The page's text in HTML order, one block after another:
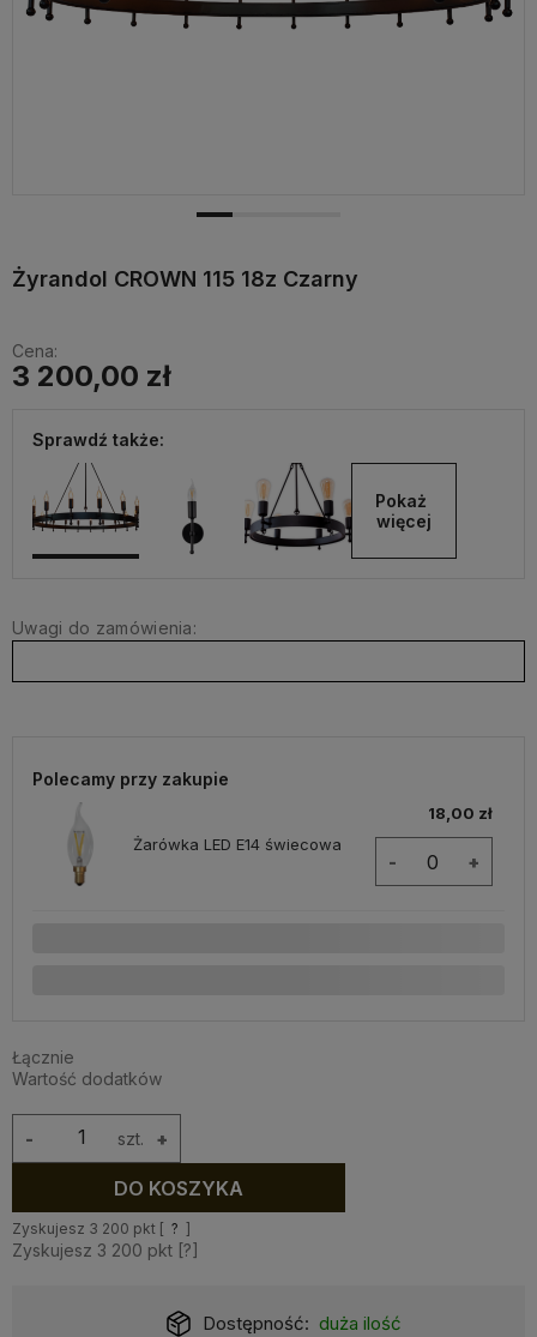
Żyrandol CROWN 115 18z Czarny
Cena:
3 200,00 zł
Sprawdź także:
Pokaż
więcej
Uwagi do zamówienia:
Polecamy przy zakupie
Żarówka LED E14 świecowa
18,00 zł
- +
Łącznie
Wartość dodatków
szt. +
-
DO KOSZYKA
Zyskujesz 3 200 pkt [ ? ]
Zyskujesz 3 200 pkt [?]
Dostępność: duża ilość